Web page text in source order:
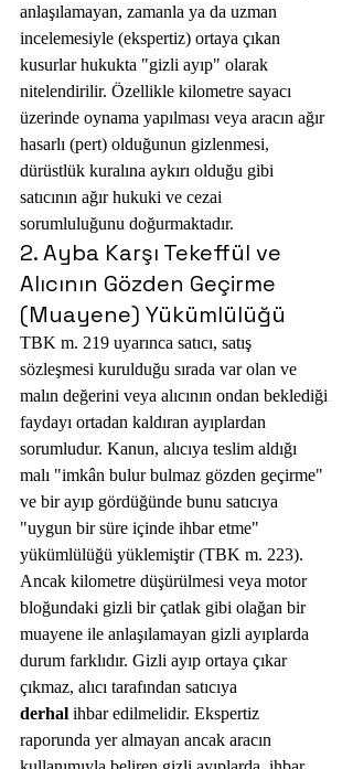
anlaşılamayan, zamanla ya da uzman
incelemesiyle (ekspertiz) ortaya çıkan
kusurlar hukukta "gizli ayıp" olarak
nitelendirilir. Özellikle kilometre sayacı
üzerinde oynama yapılması veya aracın ağır
hasarlı (pert) olduğunun gizlenmesi,
dürüstlük kuralına aykırı olduğu gibi
satıcının ağır hukuki ve cezai
sorumluluğunu doğurmaktadır.
2. Ayba Karşı Tekeffül ve
Alıcının Gözden Geçirme
(Muayene) Yükümlülüğü
TBK m. 219 uyarınca satıcı, satış
sözleşmesi kurulduğu sırada var olan ve
malın değerini veya alıcının ondan beklediği
faydayı ortadan kaldıran ayıplardan
sorumludur. Kanun, alıcıya teslim aldığı
malı "imkân bulur bulmaz gözden geçirme"
ve bir ayıp gördüğünde bunu satıcıya
"uygun bir süre içinde ihbar etme"
yükümlülüğü yüklemiştir (TBK m. 223).
Ancak kilometre düşürülmesi veya motor
bloğundaki gizli bir çatlak gibi olağan bir
muayene ile anlaşılamayan gizli ayıplarda
durum farklıdır. Gizli ayıp ortaya çıkar
çıkmaz, alıcı tarafından satıcıya
derhal ihbar edilmelidir. Ekspertiz
raporunda yer almayan ancak aracın